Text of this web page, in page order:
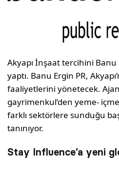
Akyapı İnşaat tercihini Banu
yaptı. Banu Ergin PR,
faaliyetlerini yönetecek.
gayrimenkul’den yeme-
farklı sektörlere sunduğu
tanınıyor.
Stay Influence’a yeni